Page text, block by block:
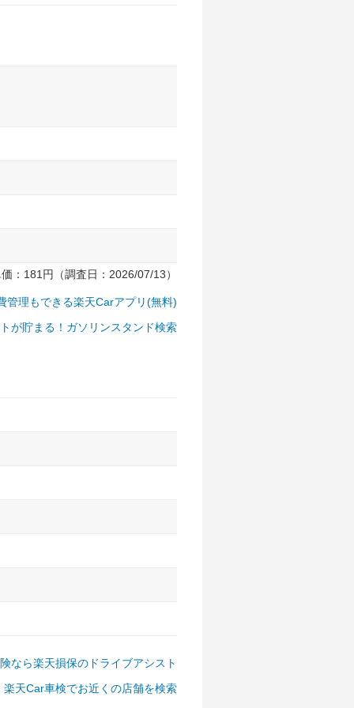
ン、デリカD:5 など
：181円（調査日：2026/07/13）
管理もできる楽天Carアプリ(無料)
が貯まる！ガソリンスタンド検索
なら楽天損保のドライブアシスト
楽天Car車検でお近くの店舗を検索